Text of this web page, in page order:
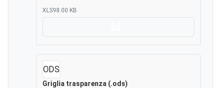
XLS98.00 KB
ODS
Griglia trasparenza (.ods)